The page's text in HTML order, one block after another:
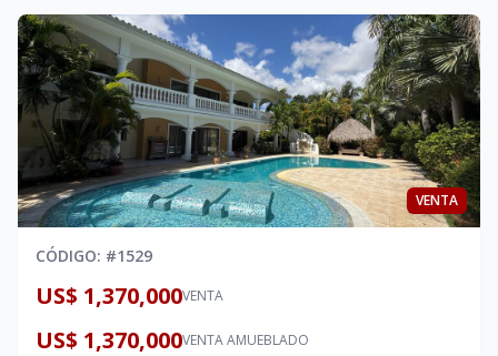
VENTA
CÓDIGO: #1529
VENTA
US$ 1,370,000
VENTA AMUEBLADO
US$ 1,370,000